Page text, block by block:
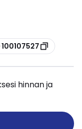
hinnan ja